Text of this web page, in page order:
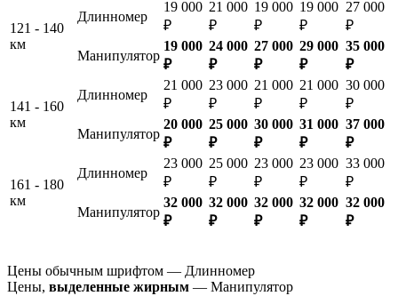
121 - 140
км
Длинномер
19 000
₽
21 000
₽
19 000
₽
19 000
₽
27 000
₽
Манипулятор
19 000
₽
24 000
₽
27 000
₽
29 000
₽
35 000
₽
141 - 160
км
Длинномер
21 000
₽
23 000
₽
21 000
₽
21 000
₽
30 000
₽
Манипулятор
20 000
₽
25 000
₽
30 000
₽
31 000
₽
37 000
₽
161 - 180
км
Длинномер
23 000
₽
25 000
₽
23 000
₽
23 000
₽
33 000
₽
Манипулятор
32 000
₽
32 000
₽
32 000
₽
32 000
₽
32 000
₽
Цены обычным шрифтом — Длинномер
Цены, выделенные жирным — Манипулятор